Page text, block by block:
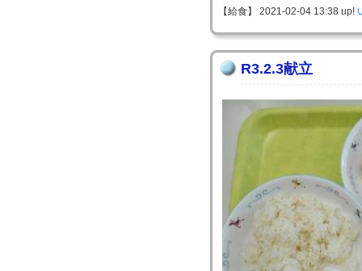
【給食】 2021-02-04 13:38 up!
R3.2.3献立